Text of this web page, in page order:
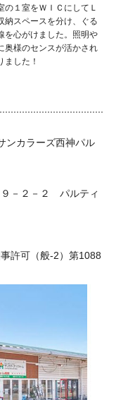
１室をＷＩＣにしてＬ
納スペースを分け、ぐる
を心がけました。照明や
奥様のセンスが活かされ
した！
カラーズ西神パル
－２－２ パルティ
許可（般-2）第1088